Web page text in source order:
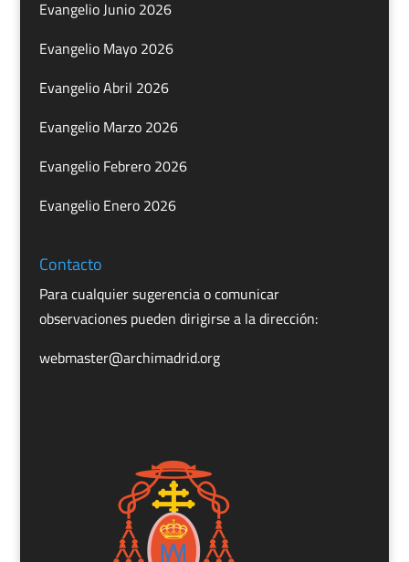
Evangelio Junio 2026
Evangelio Mayo 2026
Evangelio Abril 2026
Evangelio Marzo 2026
Evangelio Febrero 2026
Evangelio Enero 2026
Contacto
Para cualquier sugerencia o comunicar
observaciones pueden dirigirse a la dirección:
webmaster@archimadrid.org